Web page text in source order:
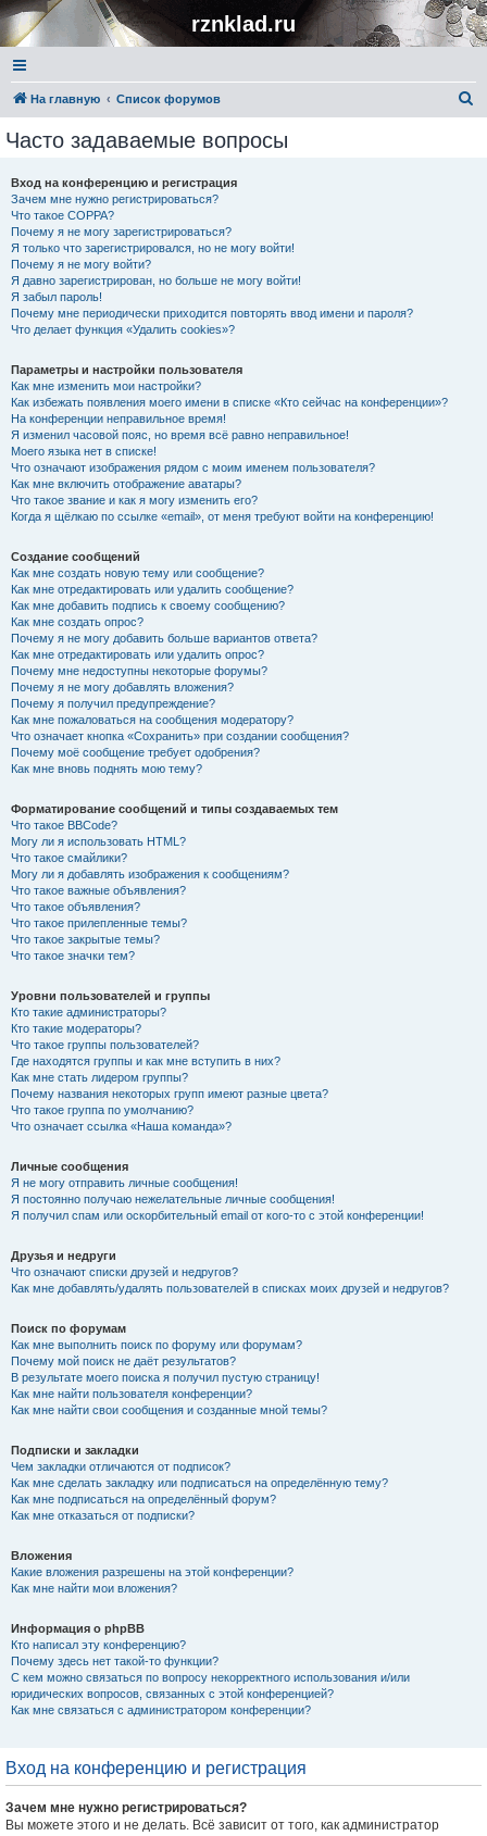
rznklad.ru
На главную Список форумов
Часто задаваемые вопросы
Вход на конференцию и регистрация
Зачем мне нужно регистрироваться?
Что такое COPPA?
Почему я не могу зарегистрироваться?
Я только что зарегистрировался, но не могу войти!
Почему я не могу войти?
Я давно зарегистрирован, но больше не могу войти!
Я забыл пароль!
Почему мне периодически приходится повторять ввод имени и пароля?
Что делает функция «Удалить cookies»?
Параметры и настройки пользователя
Как мне изменить мои настройки?
Как избежать появления моего имени в списке «Кто сейчас на конференции»?
На конференции неправильное время!
Я изменил часовой пояс, но время всё равно неправильное!
Моего языка нет в списке!
Что означают изображения рядом с моим именем пользователя?
Как мне включить отображение аватары?
Что такое звание и как я могу изменить его?
Когда я щёлкаю по ссылке «email», от меня требуют войти на конференцию!
Создание сообщений
Как мне создать новую тему или сообщение?
Как мне отредактировать или удалить сообщение?
Как мне добавить подпись к своему сообщению?
Как мне создать опрос?
Почему я не могу добавить больше вариантов ответа?
Как мне отредактировать или удалить опрос?
Почему мне недоступны некоторые форумы?
Почему я не могу добавлять вложения?
Почему я получил предупреждение?
Как мне пожаловаться на сообщения модератору?
Что означает кнопка «Сохранить» при создании сообщения?
Почему моё сообщение требует одобрения?
Как мне вновь поднять мою тему?
Форматирование сообщений и типы создаваемых тем
Что такое BBCode?
Могу ли я использовать HTML?
Что такое смайлики?
Могу ли я добавлять изображения к сообщениям?
Что такое важные объявления?
Что такое объявления?
Что такое прилепленные темы?
Что такое закрытые темы?
Что такое значки тем?
Уровни пользователей и группы
Кто такие администраторы?
Кто такие модераторы?
Что такое группы пользователей?
Где находятся группы и как мне вступить в них?
Как мне стать лидером группы?
Почему названия некоторых групп имеют разные цвета?
Что такое группа по умолчанию?
Что означает ссылка «Наша команда»?
Личные сообщения
Я не могу отправить личные сообщения!
Я постоянно получаю нежелательные личные сообщения!
Я получил спам или оскорбительный email от кого-то с этой конференции!
Друзья и недруги
Что означают списки друзей и недругов?
Как мне добавлять/удалять пользователей в списках моих друзей и недругов?
Поиск по форумам
Как мне выполнить поиск по форуму или форумам?
Почему мой поиск не даёт результатов?
В результате моего поиска я получил пустую страницу!
Как мне найти пользователя конференции?
Как мне найти свои сообщения и созданные мной темы?
Подписки и закладки
Чем закладки отличаются от подписок?
Как мне сделать закладку или подписаться на определённую тему?
Как мне подписаться на определённый форум?
Как мне отказаться от подписки?
Вложения
Какие вложения разрешены на этой конференции?
Как мне найти мои вложения?
Информация о phpBB
Кто написал эту конференцию?
Почему здесь нет такой-то функции?
С кем можно связаться по вопросу некорректного использования и/или
юридических вопросов, связанных с этой конференцией?
Как мне связаться с администратором конференции?
Вход на конференцию и регистрация
Зачем мне нужно регистрироваться?
Вы можете этого и не делать. Всё зависит от того, как администратор